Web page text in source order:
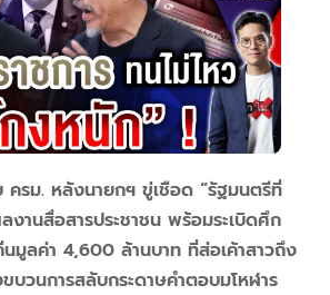
ม. หลังนายกฯ ขู่เชือด “รัฐมนตรีที่
งานสื่อสารประชาชน พร้อมระเบิดศึก
มูลค่า 4,600 ล้านบาท ที่ส่อเค้าสาวถึง
บวนการสลับกระดาษคำตอบมโหฬาร